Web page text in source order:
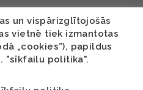
un vispārizglītojošās
vietnē tiek izmantotas
„cookies”), papildus
"sīkfailu politika".